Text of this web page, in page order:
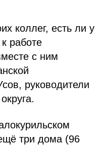
коллег, есть ли у
работе
с ним
руководители
три дома (96